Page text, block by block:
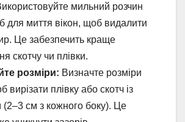
мильний розчин
для миття вікон, щоб видалити
Це забезпечить краще
скотчу чи плівки.
розміри: Визначте розміри
вирізати плівку або скотч із
(2–3 см з кожного боку). Це